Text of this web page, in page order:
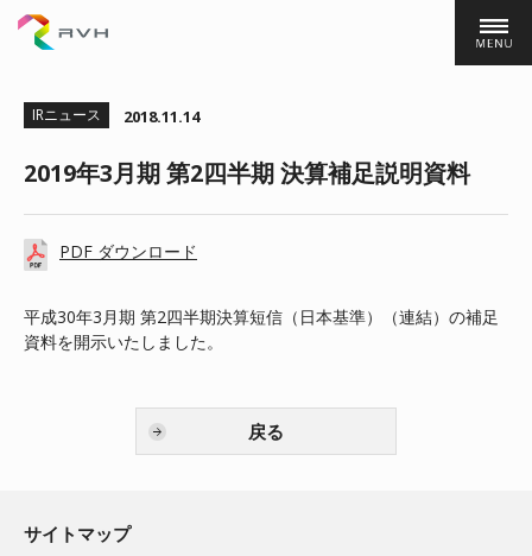
IRニュース 2018.11.14
2019年3月期 第2四半期 決算補足説明資料
PDF ダウンロード
平成30年3月期 第2四半期決算短信（日本基準）（連結）の補足
資料を開示いたしました。
戻る
サイトマップ